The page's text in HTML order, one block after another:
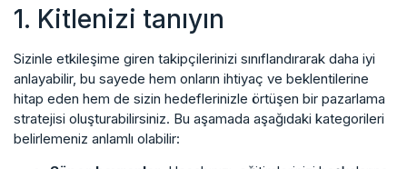
1. Kitlenizi tanıyın
Sizinle etkileşime giren takipçilerinizi sınıflandırarak daha iyi
anlayabilir, bu sayede hem onların ihtiyaç ve beklentilerine
hitap eden hem de sizin hedeflerinizle örtüşen bir pazarlama
stratejisi oluşturabilirsiniz. Bu aşamada aşağıdaki kategorileri
belirlemeniz anlamlı olabilir: